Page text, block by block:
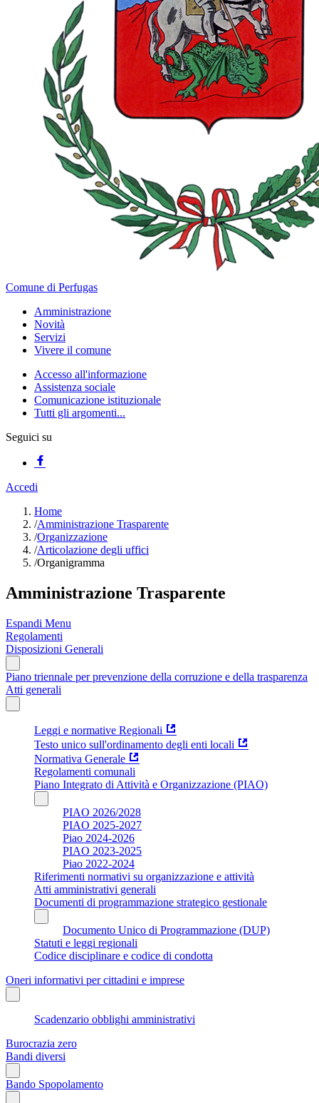
Comune di Perfugas
Amministrazione
Novità
Servizi
Vivere il comune
Accesso all'informazione
Assistenza sociale
Comunicazione istituzionale
Tutti gli argomenti...
Seguici su
Accedi
Home
/Amministrazione Trasparente
/Organizzazione
/Articolazione degli uffici
/Organigramma
Amministrazione Trasparente
Espandi Menu
Regolamenti
Disposizioni Generali
Piano triennale per prevenzione della corruzione e della trasparenza
Atti generali
Leggi e normative Regionali
Testo unico sull'ordinamento degli enti locali
Normativa Generale
Regolamenti comunali
Piano Integrato di Attività e Organizzazione (PIAO)
PIAO 2026/2028
PIAO 2025-2027
Piao 2024-2026
PIAO 2023-2025
Piao 2022-2024
Riferimenti normativi su organizzazione e attività
Atti amministrativi generali
Documenti di programmazione strategico gestionale
Documento Unico di Programmazione (DUP)
Statuti e leggi regionali
Codice disciplinare e codice di condotta
Oneri informativi per cittadini e imprese
Scadenzario obblighi amministrativi
Burocrazia zero
Bandi diversi
Bando Spopolamento